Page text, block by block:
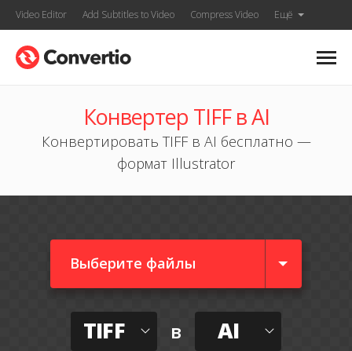
Video Editor Add Subtitles to Video Compress Video Ещё
Конвертер TIFF в AI
Конвертировать TIFF в AI бесплатно —
формат Illustrator
Выберите файлы
TIFF в AI